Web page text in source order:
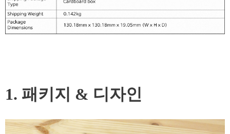
1. 패키지 & 디자인